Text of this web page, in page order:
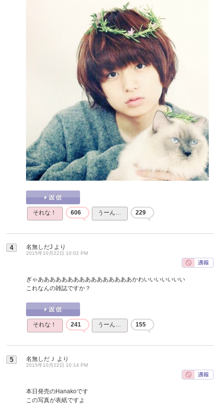
それな！ 606 うーん… 229
4 名無しだJ より
2015年10月22日 10:02 PM
ぎゃああああああああああああああああかわいいいいいいい
これなんの雑誌ですか？
それな！ 241 うーん… 155
5 名無しだＪ より
2015年10月22日 10:14 PM
本日発売のHanakoです
この写真が表紙ですよ